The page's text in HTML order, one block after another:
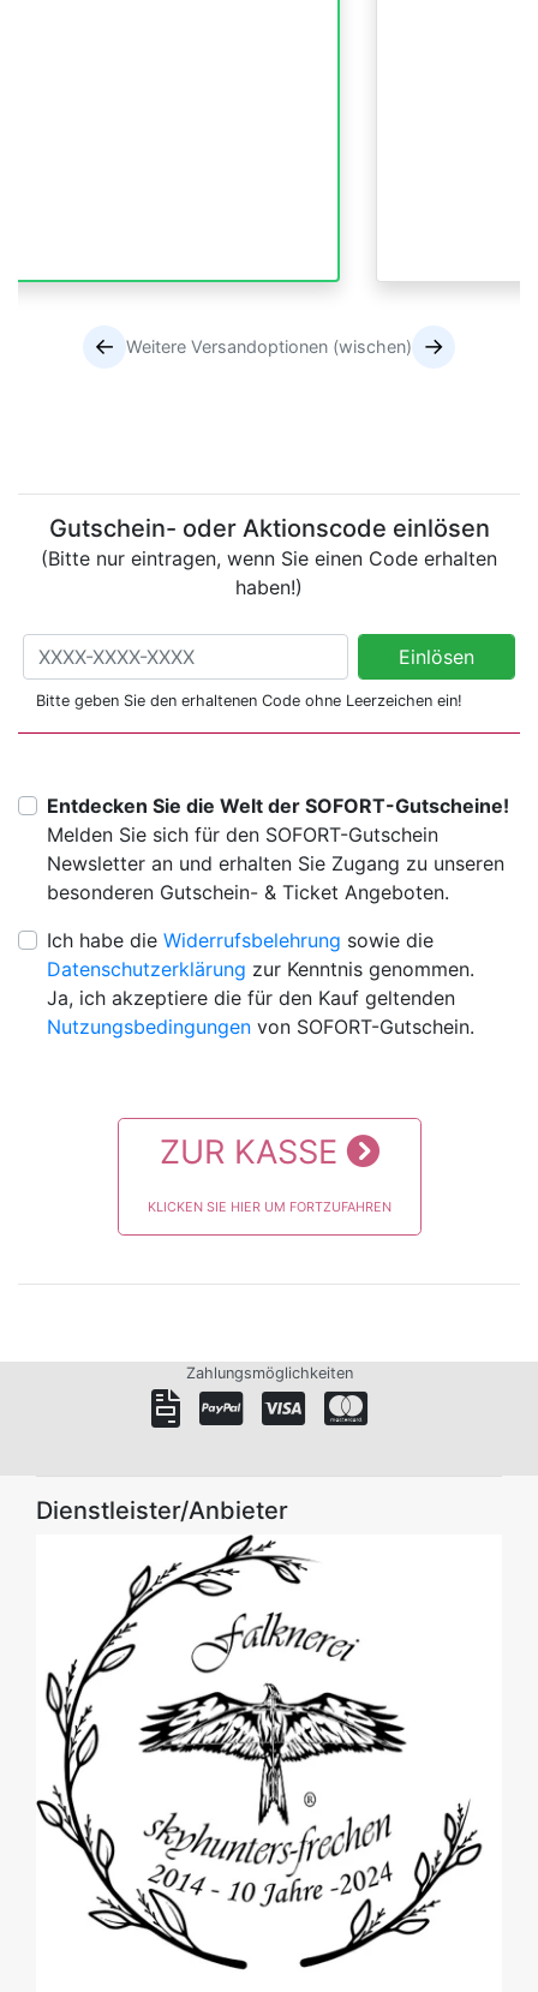
← Weitere Versandoptionen (wischen) →
Gutschein- oder Aktionscode einlösen
(Bitte nur eintragen, wenn Sie einen Code erhalten
haben!)
Gutschein- oder Aktionscode einlösen
(Bitte nur eintragen, wenn Sie einen Code erhalten haben!)
Einlösen
Bitte geben Sie den erhaltenen Code ohne Leerzeichen ein!
Entdecken Sie die Welt der SOFORT-Gutscheine!
Melden Sie sich für den SOFORT-Gutschein
Newsletter an und erhalten Sie Zugang zu unseren
besonderen Gutschein- & Ticket Angeboten.
Ich habe die Widerrufsbelehrung sowie die
Datenschutzerklärung zur Kenntnis genommen.
Ja, ich akzeptiere die für den Kauf geltenden
Nutzungsbedingungen von SOFORT-Gutschein.
ZUR KASSE
KLICKEN SIE HIER UM FORTZUFAHREN
Zahlungsmöglichkeiten
Dienstleister/Anbieter